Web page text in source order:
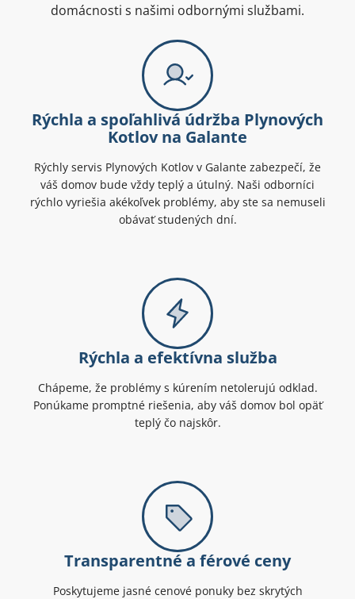
domácnosti s našimi odbornými službami.
Rýchla a spoľahlivá údržba Plynových
Kotlov na Galante
Rýchly servis Plynových Kotlov v Galante zabezpečí, že
váš domov bude vždy teplý a útulný. Naši odborníci
rýchlo vyriešia akékoľvek problémy, aby ste sa nemuseli
obávať studených dní.
Rýchla a efektívna služba
Chápeme, že problémy s kúrením netolerujú odklad.
Ponúkame promptné riešenia, aby váš domov bol opäť
teplý čo najskôr.
Transparentné a férové ceny
Poskytujeme jasné cenové ponuky bez skrytých